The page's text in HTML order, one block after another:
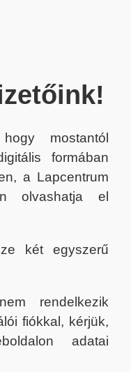
mostantól
formában
a Lapcentrum
olvashatja el
két egyszerű
rendelkezik
fiókkal, kérjük,
adatai